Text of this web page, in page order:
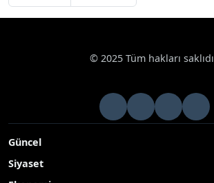
© 2025 Tüm hakları saklıdır.